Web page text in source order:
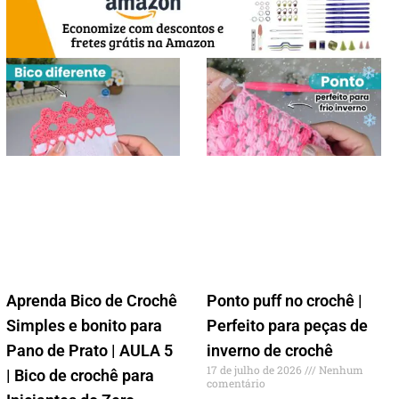
Aprenda Bico de Crochê
Simples e bonito para
Pano de Prato | AULA 5
| Bico de crochê para
Ponto puff no crochê |
Perfeito para peças de
inverno de crochê
17 de julho de 2026
Nenhum
comentário